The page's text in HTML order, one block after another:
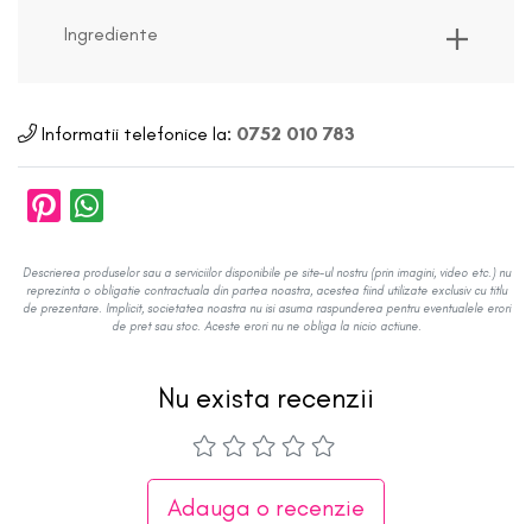
Ingrediente
Informatii telefonice la: 0752 010 783
Descrierea produselor sau a serviciilor disponibile pe site-ul nostru (prin imagini, video etc.) nu
reprezinta o obligatie contractuala din partea noastra, acestea fiind utilizate exclusiv cu titlu
de prezentare. Implicit, societatea noastra nu isi asuma raspunderea pentru eventualele erori
de pret sau stoc. Aceste erori nu ne obliga la nicio actiune.
Nu exista recenzii
Adauga o recenzie